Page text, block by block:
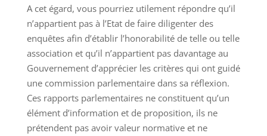
A cet égard, vous pourriez utilement répondre qu’il
n’appartient pas à l’Etat de faire diligenter des
enquêtes afin d’établir l’honorabilité de telle ou telle
association et qu’il n’appartient pas davantage au
Gouvernement d’apprécier les critères qui ont guidé
une commission parlementaire dans sa réflexion.
Ces rapports parlementaires ne constituent qu’un
élément d’information et de proposition, ils ne
prétendent pas avoir valeur normative et ne